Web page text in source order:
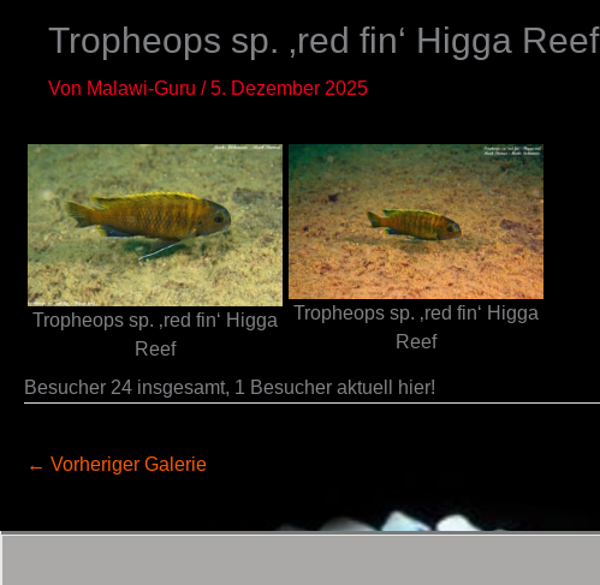
Tropheops sp. ‚red fin‘ Higga Reef
Von Malawi-Guru /5. Dezember 2025
Tropheops sp. ‚red fin‘ Higga
Reef
Tropheops sp. ‚red fin‘ Higga
Reef
Besucher 24 insgesamt, 1 Besucher aktuell hier!
← Vorheriger Galerie